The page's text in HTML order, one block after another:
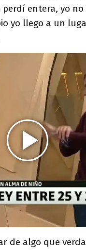
entera, yo
yo llego a un
de algo que